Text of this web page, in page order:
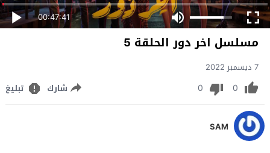
00:47:41
مسلسل اخر دور الحلقة 5
7 ديسمبر 2022
0
0 شارك تبليغ
SAM